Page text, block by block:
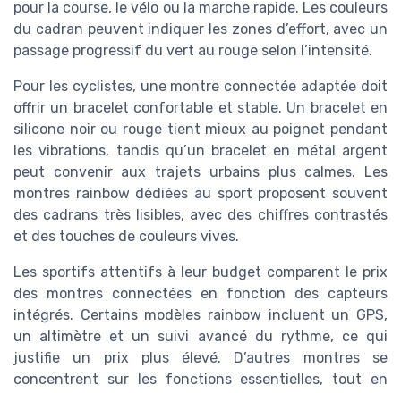
pour la course, le vélo ou la marche rapide. Les couleurs
du cadran peuvent indiquer les zones d’effort, avec un
passage progressif du vert au rouge selon l’intensité.
Pour les cyclistes, une montre connectée adaptée doit
offrir un bracelet confortable et stable. Un bracelet en
silicone noir ou rouge tient mieux au poignet pendant
les vibrations, tandis qu’un bracelet en métal argent
peut convenir aux trajets urbains plus calmes. Les
montres rainbow dédiées au sport proposent souvent
des cadrans très lisibles, avec des chiffres contrastés
et des touches de couleurs vives.
Les sportifs attentifs à leur budget comparent le prix
des montres connectées en fonction des capteurs
intégrés. Certains modèles rainbow incluent un GPS,
un altimètre et un suivi avancé du rythme, ce qui
justifie un prix plus élevé. D’autres montres se
concentrent sur les fonctions essentielles, tout en